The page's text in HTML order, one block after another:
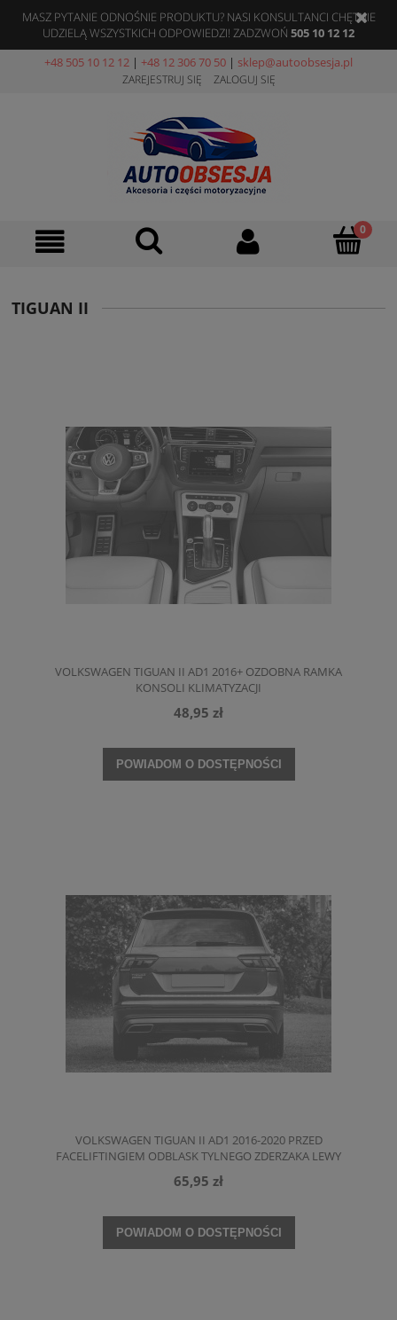
MASZ PYTANIE ODNOŚNIE PRODUKTU? NASI KONSULTANCI CHĘTNIE
UDZIELĄ WSZYSTKICH ODPOWIEDZI! ZADZWOŃ 505 10 12 12
+48 505 10 12 12 | +48 12 306 70 50 | sklep@autoobsesja.pl
ZAREJESTRUJ SIĘ ZALOGUJ SIĘ
TIGUAN II
VOLKSWAGEN TIGUAN II AD1 2016+ OZDOBNA RAMKA
KONSOLI KLIMATYZACJI
48,95 zł
POWIADOM O DOSTĘPNOŚCI
VOLKSWAGEN TIGUAN II AD1 2016-2020 PRZED
FACELIFTINGIEM ODBLASK TYLNEGO ZDERZAKA LEWY
5NA945105
65,95 zł
POWIADOM O DOSTĘPNOŚCI